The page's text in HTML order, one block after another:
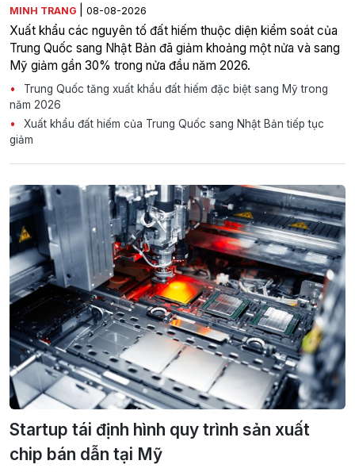
MINH TRANG 08-08-2026
Xuất khẩu các nguyên tố đất hiếm thuộc diện kiểm soát của
Trung Quốc sang Nhật Bản đã giảm khoảng một nửa và sang
Mỹ giảm gần 30% trong nửa đầu năm 2026.
Trung Quốc tăng xuất khẩu đất hiếm đặc biệt sang Mỹ trong
năm 2026
Xuất khẩu đất hiếm của Trung Quốc sang Nhật Bản tiếp tục
giảm
Startup tái định hình quy trình sản xuất
chip bán dẫn tại Mỹ